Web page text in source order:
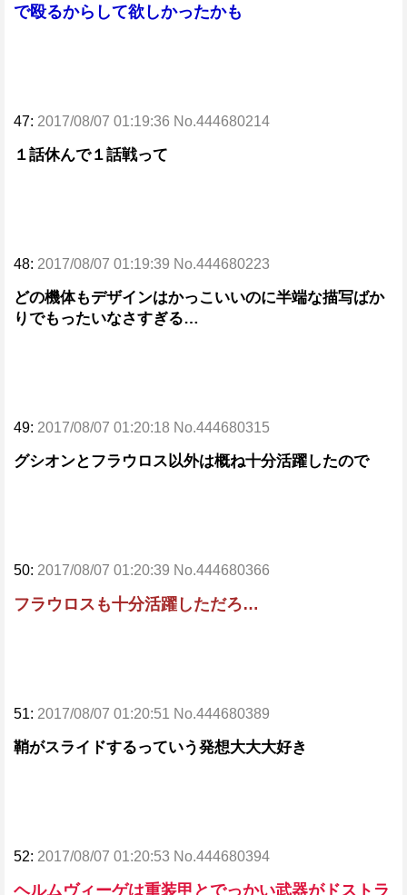
で殴るからして欲しかったかも
47: 2017/08/07 01:19:36 No.444680214
１話休んで１話戦って
48: 2017/08/07 01:19:39 No.444680223
どの機体もデザインはかっこいいのに半端な描写ばか
りでもったいなさすぎる…
49: 2017/08/07 01:20:18 No.444680315
グシオンとフラウロス以外は概ね十分活躍したので
50: 2017/08/07 01:20:39 No.444680366
フラウロスも十分活躍しただろ…
51: 2017/08/07 01:20:51 No.444680389
鞘がスライドするっていう発想大大大好き
52: 2017/08/07 01:20:53 No.444680394
ヘルムヴィーゲは重装甲とでっかい武器がドストラ